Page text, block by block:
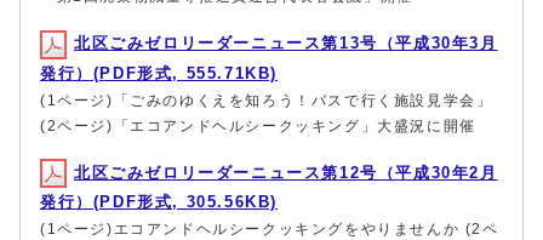
北区ごみゼロリーダーニュース第13号（平成30年3月
発行）(PDF形式, 555.71KB)
(1ページ)「ごみのゆくえを知ろう！バスで行く施設見学会」
(2ページ)「エコアンドヘルシークッキング」大盛況に開催
北区ごみゼロリーダーニュース第12号（平成30年2月
発行）(PDF形式, 305.56KB)
(1ページ)エコアンドヘルシークッキングをやりませんか (2ペ